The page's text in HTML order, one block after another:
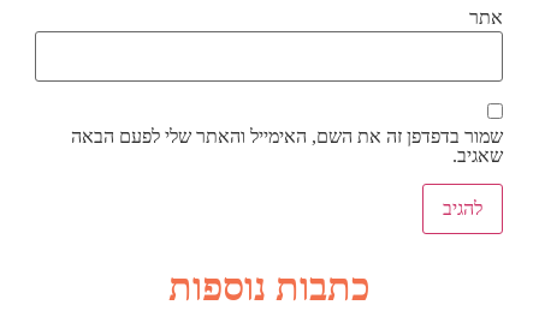
אתר
שמור בדפדפן זה את השם, האימייל והאתר שלי לפעם הבאה
שאגיב.
כתבות נוספות